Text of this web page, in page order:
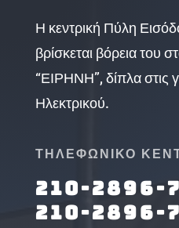
Η κεντρική Πύλη
βρίσκεται βόρεια του
“ΕΙΡΗΝΗ”, δίπλα στις
Ηλεκτρικού.
ΤΗΛΕΦΩΝΙΚΟ
210-2896-
210-2896-